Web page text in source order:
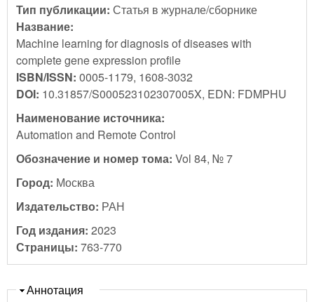
Тип публикации: Статья в журнале/сборнике
Название:
Machine learning for diagnosis of diseases with
complete gene expression profile
ISBN/ISSN: 0005-1179, 1608-3032
DOI: 10.31857/S000523102307005X, EDN: FDMPHU
Наименование источника:
Automation and Remote Control
Обозначение и номер тома: Vol 84, № 7
Город: Москва
Издательство: РАН
Год издания: 2023
Страницы: 763-770
Скрыть
Аннотация